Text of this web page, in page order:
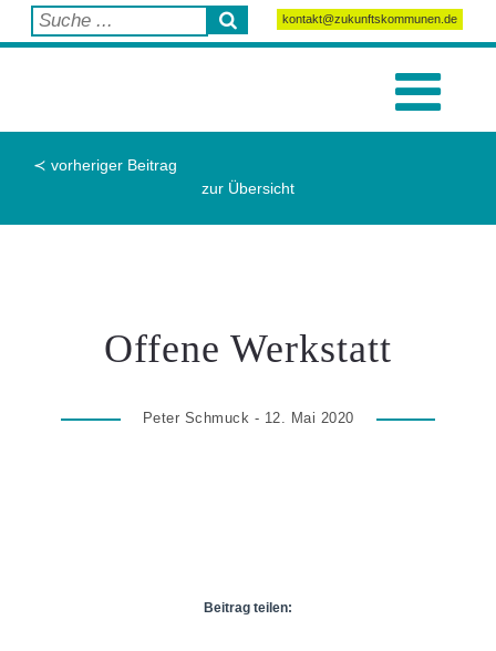
kontakt@zukunftskommunen.de
≺ vorheriger Beitrag
zur Übersicht
Offene Werkstatt
Peter Schmuck - 12. Mai 2020
Beitrag teilen: